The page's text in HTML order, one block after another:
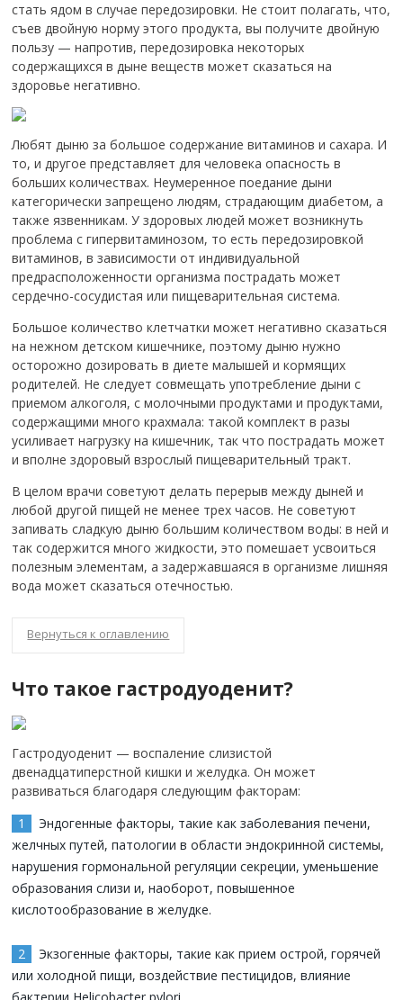
стать ядом в случае передозировки. Не стоит полагать, что,
съев двойную норму этого продукта, вы получите двойную
пользу — напротив, передозировка некоторых
содержащихся в дыне веществ может сказаться на
здоровье негативно.
Любят дыню за большое содержание витаминов и сахара. И
то, и другое представляет для человека опасность в
больших количествах. Неумеренное поедание дыни
категорически запрещено людям, страдающим диабетом, а
также язвенникам. У здоровых людей может возникнуть
проблема с гипервитаминозом, то есть передозировкой
витаминов, в зависимости от индивидуальной
предрасположенности организма пострадать может
сердечно-сосудистая или пищеварительная система.
Большое количество клетчатки может негативно сказаться
на нежном детском кишечнике, поэтому дыню нужно
осторожно дозировать в диете малышей и кормящих
родителей. Не следует совмещать употребление дыни с
приемом алкоголя, с молочными продуктами и продуктами,
содержащими много крахмала: такой комплект в разы
усиливает нагрузку на кишечник, так что пострадать может
и вполне здоровый взрослый пищеварительный тракт.
В целом врачи советуют делать перерыв между дыней и
любой другой пищей не менее трех часов. Не советуют
запивать сладкую дыню большим количеством воды: в ней и
так содержится много жидкости, это помешает усвоиться
полезным элементам, а задержавшаяся в организме лишняя
вода может сказаться отечностью.
Вернуться к оглавлению
Что такое гастродуоденит?
Гастродуоденит — воспаление слизистой
двенадцатиперстной кишки и желудка. Он может
развиваться благодаря следующим факторам:
Эндогенные факторы, такие как заболевания печени,
желчных путей, патологии в области эндокринной системы,
нарушения гормональной регуляции секреции, уменьшение
образования слизи и, наоборот, повышенное
кислотообразование в желудке.
Экзогенные факторы, такие как прием острой, горячей
или холодной пищи, воздействие пестицидов, влияние